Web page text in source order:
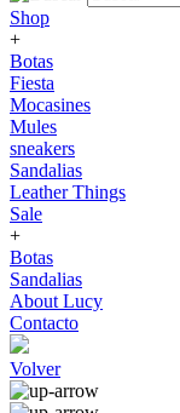
Shop
+
Botas
Fiesta
Mocasines
Mules
sneakers
Sandalias
Leather Things
Sale
+
Botas
Sandalias
About Lucy
Contacto
Volver